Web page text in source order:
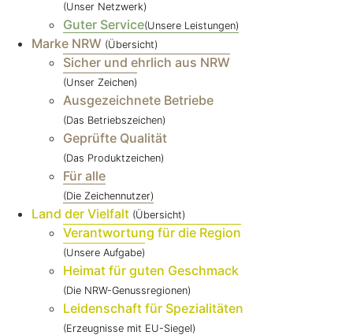
(Unser Netzwerk)
Guter Service(Unsere Leistungen)
Marke NRW (Übersicht)
Sicher und ehrlich aus NRW
(Unser Zeichen)
Ausgezeichnete Betriebe
(Das Betriebszeichen)
Geprüfte Qualität
(Das Produktzeichen)
Für alle
(Die Zeichennutzer)
Land der Vielfalt (Übersicht)
Verantwortung für die Region
(Unsere Aufgabe)
Heimat für guten Geschmack
(Die NRW-Genussregionen)
Leidenschaft für Spezialitäten
(Erzeugnisse mit EU-Siegel)